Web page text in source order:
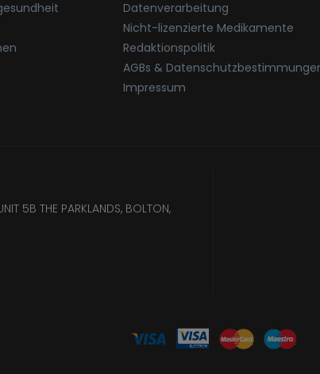
Datenverarbeitung
Nicht-lizenzierte Medikamente
Redaktionspolitik
AGBs &
Impressum
5B THE PARKLANDS, BOLTON,